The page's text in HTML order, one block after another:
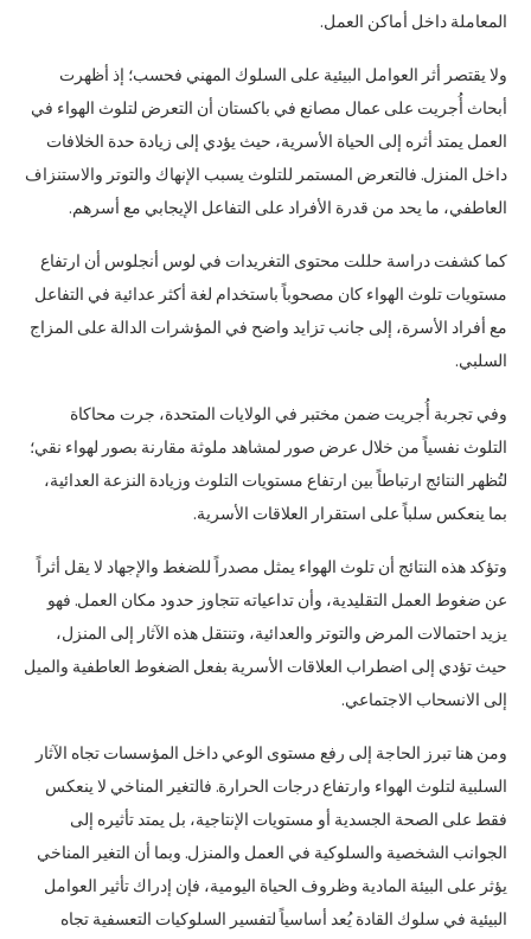
المعاملة داخل أماكن العمل.
ولا يقتصر أثر العوامل البيئية على السلوك المهني فحسب؛ إذ أظهرت
أبحاث أُجريت على عمال مصانع في باكستان أن التعرض لتلوث الهواء في
العمل يمتد أثره إلى الحياة الأسرية، حيث يؤدي إلى زيادة حدة الخلافات
داخل المنزل. فالتعرض المستمر للتلوث يسبب الإنهاك والتوتر والاستنزاف
العاطفي، ما يحد من قدرة الأفراد على التفاعل الإيجابي مع أسرهم.
كما كشفت دراسة حللت محتوى التغريدات في لوس أنجلوس أن ارتفاع
مستويات تلوث الهواء كان مصحوباً باستخدام لغة أكثر عدائية في التفاعل
مع أفراد الأسرة، إلى جانب تزايد واضح في المؤشرات الدالة على المزاج
السلبي.
وفي تجربة أُجريت ضمن مختبر في الولايات المتحدة، جرت محاكاة
التلوث نفسياً من خلال عرض صور لمشاهد ملوثة مقارنة بصور لهواء نقي؛
لتُظهر النتائج ارتباطاً بين ارتفاع مستويات التلوث وزيادة النزعة العدائية،
بما ينعكس سلباً على استقرار العلاقات الأسرية.
وتؤكد هذه النتائج أن تلوث الهواء يمثل مصدراً للضغط والإجهاد لا يقل أثراً
عن ضغوط العمل التقليدية، وأن تداعياته تتجاوز حدود مكان العمل. فهو
يزيد احتمالات المرض والتوتر والعدائية، وتنتقل هذه الآثار إلى المنزل،
حيث تؤدي إلى اضطراب العلاقات الأسرية بفعل الضغوط العاطفية والميل
إلى الانسحاب الاجتماعي.
ومن هنا تبرز الحاجة إلى رفع مستوى الوعي داخل المؤسسات تجاه الآثار
السلبية لتلوث الهواء وارتفاع درجات الحرارة. فالتغير المناخي لا ينعكس
فقط على الصحة الجسدية أو مستويات الإنتاجية، بل يمتد تأثيره إلى
الجوانب الشخصية والسلوكية في العمل والمنزل. وبما أن التغير المناخي
يؤثر على البيئة المادية وظروف الحياة اليومية، فإن إدراك تأثير العوامل
البيئية في سلوك القادة يُعد أساسياً لتفسير السلوكيات التعسفية تجاه